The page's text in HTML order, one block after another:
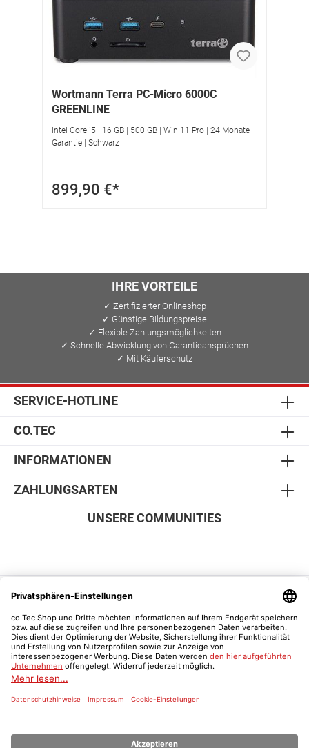
Wortmann Terra PC-Micro 6000C
GREENLINE
Intel Core i5 | 16 GB | 500 GB | Win 11 Pro | 24 Monate
Garantie | Schwarz
899,90 €*
IHRE VORTEILE
✓ Zertifizierter Onlineshop
✓ Günstige Bildungspreise
✓ Flexible Zahlungsmöglichkeiten
✓ Schnelle Abwicklung von Garantieansprüchen
✓ Mit Käuferschutz
SERVICE-HOTLINE
CO.TEC
INFORMATIONEN
ZAHLUNGSARTEN
SICHER EINKAUFEN
UNSERE COMMUNITIES